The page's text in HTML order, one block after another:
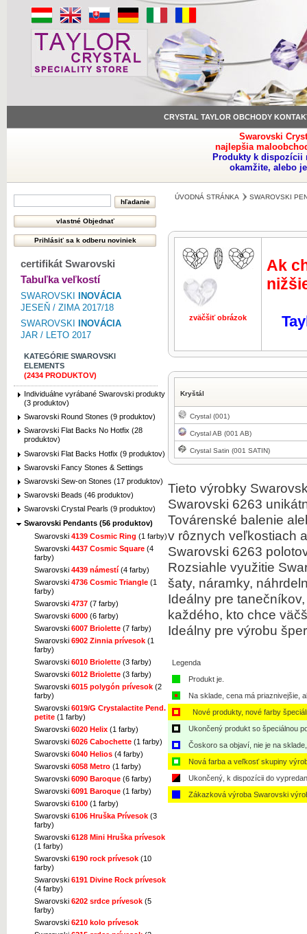
CRYSTAL TAYLOR OBCHODY
Swarovski
najlepšia
Produkty k dispozícii
okamžite, alebo
certifikát Swarovski
Tabuľka veľkostí
SWAROVSKI
INOVÁCIA
JESEŇ / ZIMA 2017/18
SWAROVSKI
INOVÁCIA
JAR / LETO 2017
KATEGÓRIE SWAROVSKI
ELEMENTS
(2434 PRODUKTOV)
Individuálne vyrábané Swarovski produkty
(3 produktov)
Swarovski Round Stones (9 produktov)
Swarovski Flat Backs No Hotfix (28
produktov)
Swarovski Flat Backs Hotfix (9 produktov)
Swarovski Fancy Stones & Settings
Swarovski Sew-on Stones (17 produktov)
Swarovski Beads (46 produktov)
Swarovski Crystal Pearls (9 produktov)
Swarovski Pendants (56 produktov)
Swarovski 4139 Cosmic Ring (1 farby)
Swarovski 4437 Cosmic Square (4
farby)
Swarovski 4439 námestí (4 farby)
Swarovski 4736 Cosmic Triangle (1
farby)
Swarovski 4737 (7 farby)
Swarovski 6000 (6 farby)
Swarovski 6007 Briolette (7 farby)
Swarovski 6902 Zinnia prívesok (1
farby)
Swarovski 6010 Briolette (3 farby)
Swarovski 6012 Briolette (3 farby)
Swarovski 6015 polygón prívesok (2
farby)
Swarovski 6019/G Crystalactite Pend.
petite (1 farby)
Swarovski 6020 Helix (1 farby)
Swarovski 6026 Cabochette (1 farby)
Swarovski 6040 Helios (4 farby)
Swarovski 6058 Metro (1 farby)
Swarovski 6090 Baroque (6 farby)
Swarovski 6091 Baroque (1 farby)
Swarovski 6100 (1 farby)
Swarovski 6106 Hruška Prívesok (3
farby)
Swarovski 6128 Mini Hruška prívesok
(1 farby)
Swarovski 6190 rock prívesok (10
farby)
Swarovski 6191 Divine Rock prívesok
(4 farby)
Swarovski 6202 srdce prívesok (5
farby)
Swarovski 6210 kolo prívesok
ÚVODNÁ STRÁNKA SWAROVSKI
zväčšiť obrázok zväčšiť
Ak
Kryštál
Crystal (001)
Crystal AB (001 AB)
Crystal Satin (001 SATIN)
Tieto výrobky
Swarovski 6263
Továrenské balenie
v rôznych veľkostiach
Swarovski 6263
Rozsiahle využitie
šaty, náramky,
Ideálny pre
každého, kto chce
Ideálny pre výrobu
Legenda
Produkt je.
Na sklade, cena má priaznivejšie,
Nové produkty, nové farby
Ukončený produkt so špeciálnou
Čoskoro sa objaví, nie je na
Nová farba a veľkosť skupiny
Ukončený, k dispozícii do
Zákazková výroba Swarovski